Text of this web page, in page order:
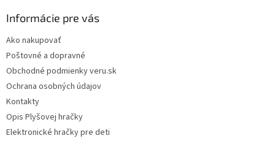
Informácie pre vás
Ako nakupovať
Poštovné a dopravné
Obchodné podmienky veru.sk
Ochrana osobných údajov
Kontakty
Opis Plyšovej hračky
Elektronické hračky pre deti